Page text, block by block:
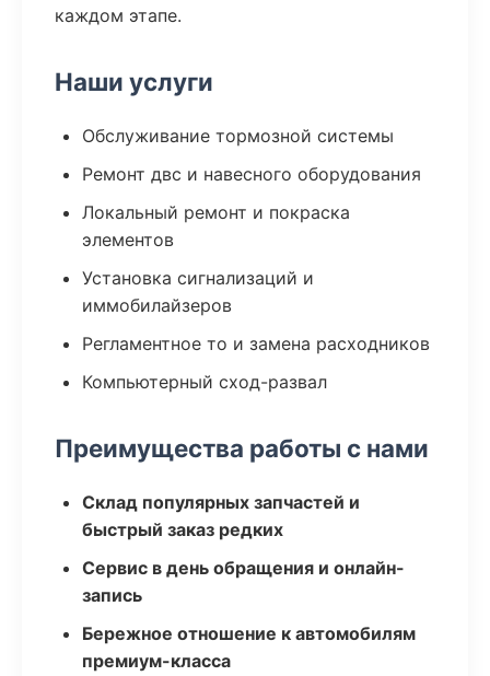
каждом этапе.
Наши услуги
Обслуживание тормозной системы
Ремонт двс и навесного оборудования
Локальный ремонт и покраска
элементов
Установка сигнализаций и
иммобилайзеров
Регламентное то и замена расходников
Компьютерный сход-развал
Преимущества работы с нами
Склад популярных запчастей и
быстрый заказ редких
Сервис в день обращения и онлайн-
запись
Бережное отношение к автомобилям
премиум-класса